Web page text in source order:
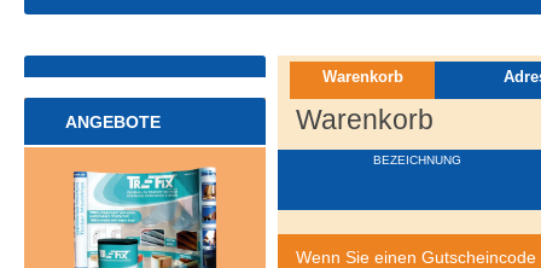
ANGEBOTE
Warenkorb
Warenkorb
BEZEICHNUNG
Wenn Sie einen